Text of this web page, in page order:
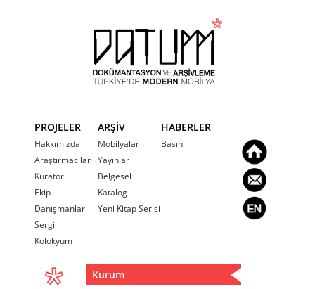
PROJELER
Hakkımızda
Araştırmacılar
Küratör
Ekip
Danışmanlar
Sergi
Kolokyum
ARŞİV
Mobilyalar
Yayınlar
Belgesel
Katalog
Yeni Kitap Serisi
HABERLER
Basın
Kurum